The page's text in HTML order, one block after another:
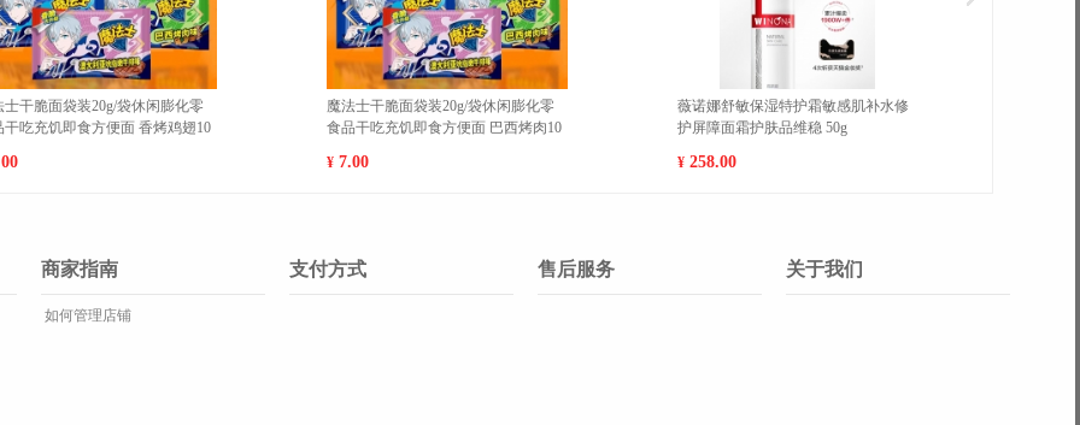
薇诺娜舒敏保湿特护霜敏感肌补水修
护屏障面霜护肤品维稳 50g
天然植物软肌牛油果乳液改善粗糙温
润平衡水油紫苏水
蔡徐坤小黑子表情包鸡你太美春夏短
袖篮球上衣潮 39 自选图案告诉客服
商家指南
如何管理店铺
支付方式 售后服务 关于我们